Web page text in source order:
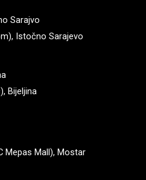
Sarajvo
Istočno Sarajevo
Bijeljina
Mepas Mall), Mostar